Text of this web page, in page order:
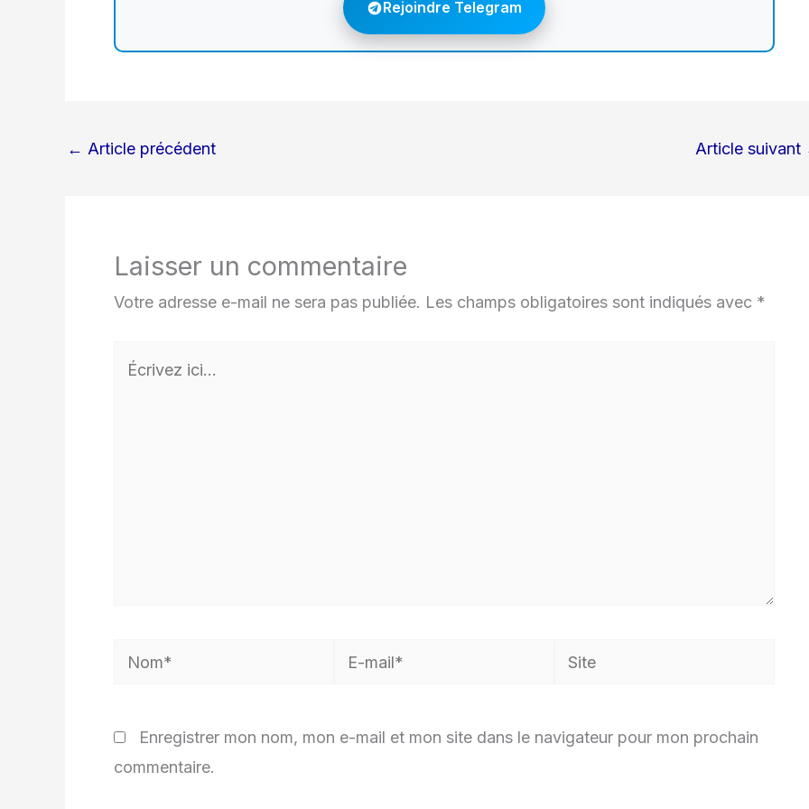
Rejoindre Telegram
← Article précédent Article suivant
Laisser un commentaire
Votre adresse e-mail ne sera pas publiée. Les champs obligatoires sont indiqués avec *
Écrivez
Nom*
E-
Site
Enregistrer mon nom, mon e-mail et mon site dans le navigateur pour mon prochain
commentaire.